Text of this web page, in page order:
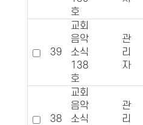
호
39
교회
음악
소식
138
호
관
리
자
38
교회
음악
소식
관
리